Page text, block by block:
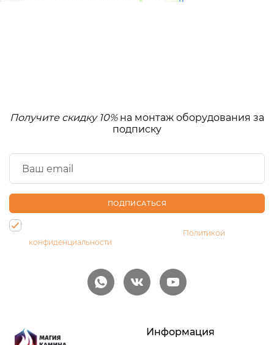
Получите скидку 10%на монтаж оборудования за
подписку
ПОДПИСАТЬСЯ
Политикой
конфиденциальности
Информация